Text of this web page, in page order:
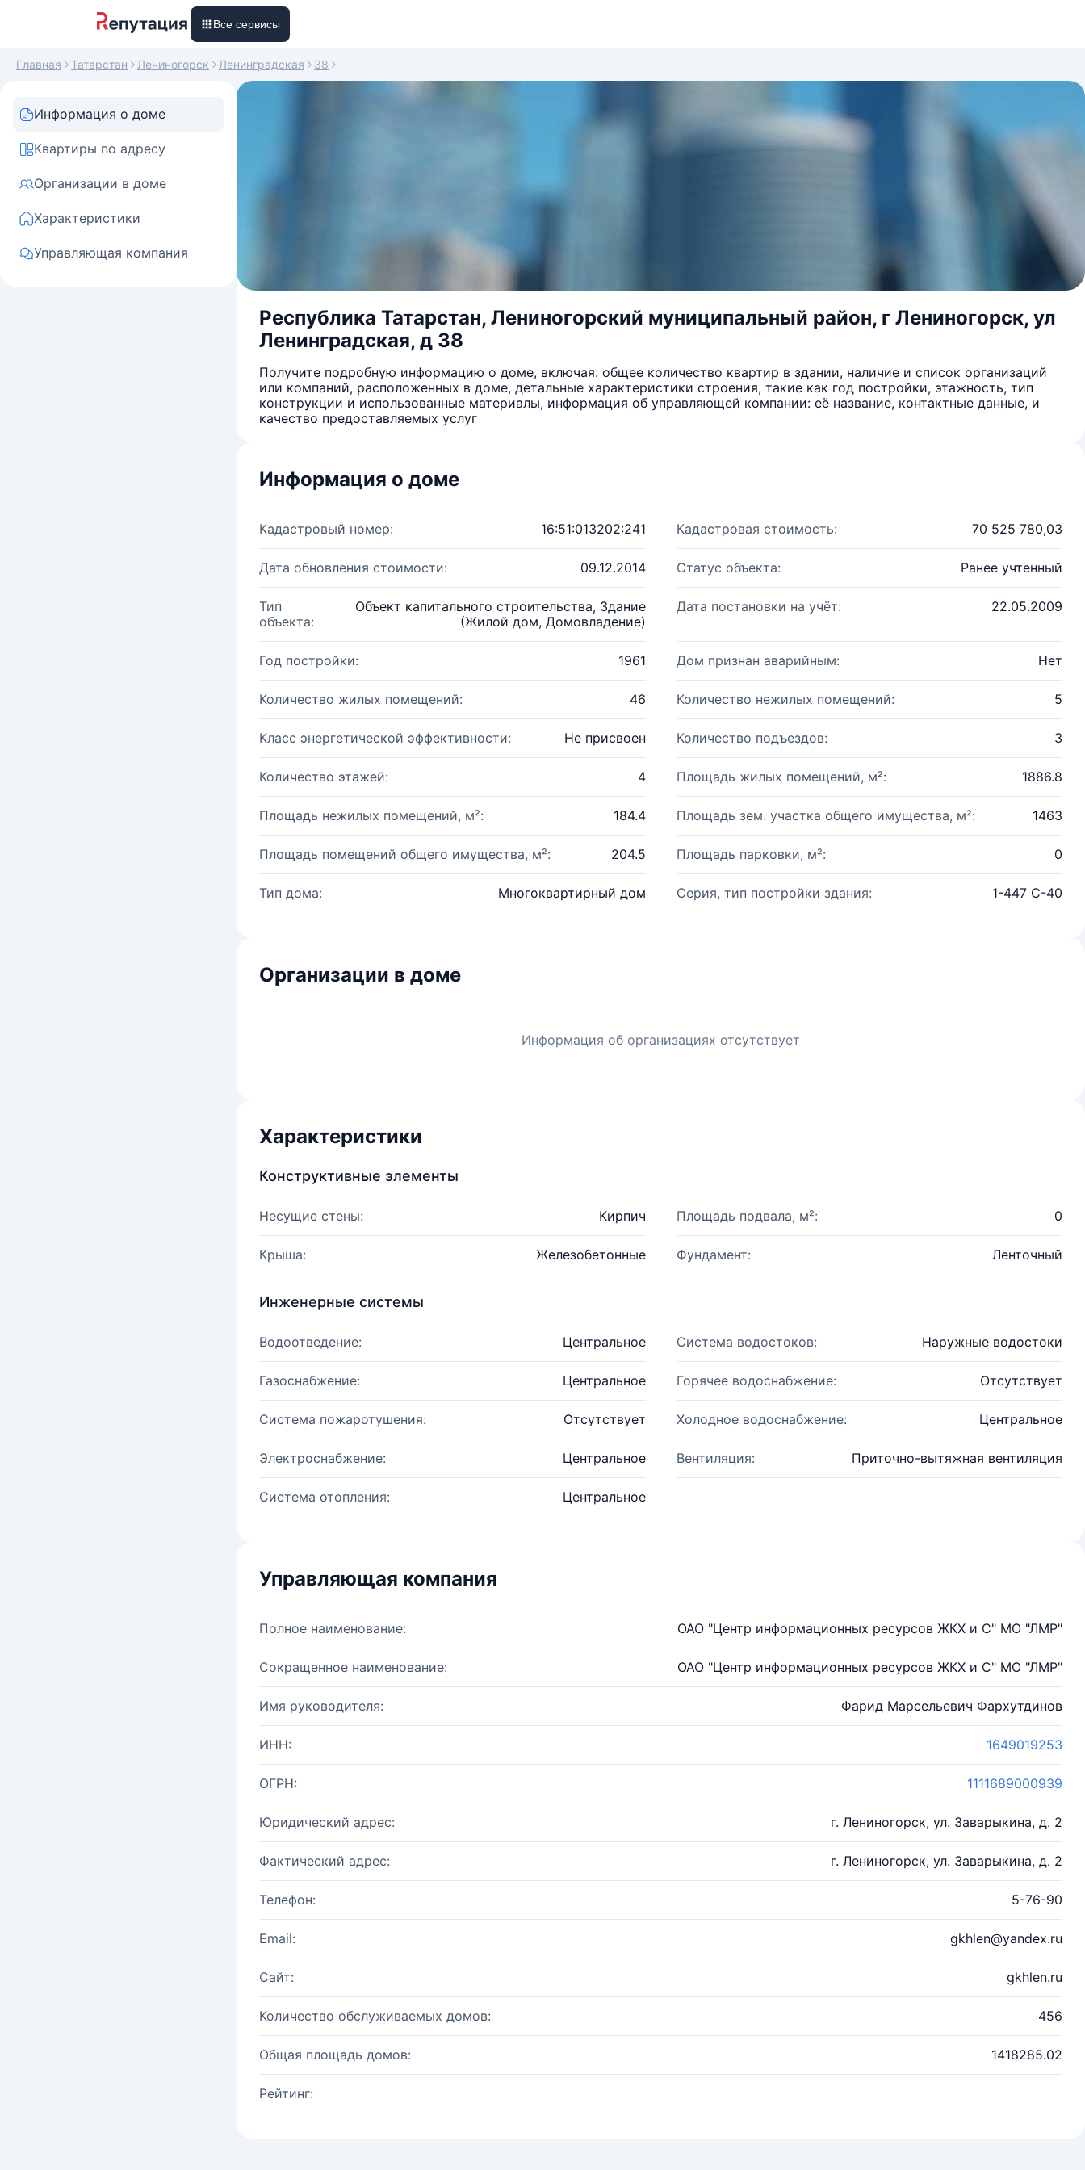
Все сервисы
Главная Татарстан Лениногорск Ленинградская 38
Информация о доме
Квартиры по адресу
Организации в доме
Характеристики
Управляющая компания
Республика Татарстан, Лениногорский муниципальный район, г Лениногорск, ул
Ленинградская, д 38
Получите подробную информацию о доме, включая: общее количество квартир в здании, наличие и список организаций
или компаний, расположенных в доме, детальные характеристики строения, такие как год постройки, этажность, тип
конструкции и использованные материалы, информация об управляющей компании: её название, контактные данные, и
качество предоставляемых услуг
Информация о доме
Кадастровый номер: 16:51:013202:241 Кадастровая стоимость: 70 525 780,03
Дата обновления стоимости: 09.12.2014 Статус объекта: Ранее учтенный
Тип
объекта:
Объект капитального строительства, Здание
(Жилой дом, Домовладение)
Дата постановки на учёт: 22.05.2009
Год постройки: 1961 Дом признан аварийным: Нет
Количество жилых помещений: 46 Количество нежилых помещений: 5
Класс энергетической эффективности: Не присвоен Количество подъездов: 3
Количество этажей: 4 Площадь жилых помещений, м²: 1886.8
Площадь нежилых помещений, м²: 184.4 Площадь зем. участка общего имущества, м²: 1463
Площадь помещений общего имущества, м²: 204.5 Площадь парковки, м²: 0
Тип дома: Многоквартирный дом Серия, тип постройки здания: 1-447 С-40
Организации в доме
Информация об организациях отсутствует
Характеристики
Конструктивные элементы
Несущие стены: Кирпич Площадь подвала, м²: 0
Крыша: Железобетонные Фундамент: Ленточный
Инженерные системы
Водоотведение: Центральное Система водостоков: Наружные водостоки
Газоснабжение: Центральное Горячее водоснабжение: Отсутствует
Система пожаротушения: Отсутствует Холодное водоснабжение: Центральное
Электроснабжение: Центральное Вентиляция: Приточно-вытяжная вентиляция
Система отопления: Центральное
Управляющая компания
Полное наименование: ОАО "Центр информационных ресурсов ЖКХ и С" МО "ЛМР"
Сокращенное наименование: ОАО "Центр информационных ресурсов ЖКХ и С" МО "ЛМР"
Имя руководителя: Фарид Марсельевич Фархутдинов
ИНН: 1649019253
ОГРН: 1111689000939
Юридический адрес: г. Лениногорск, ул. Заварыкина, д. 2
Фактический адрес: г. Лениногорск, ул. Заварыкина, д. 2
Телефон: 5-76-90
Email: gkhlen@yandex.ru
Сайт: gkhlen.ru
Количество обслуживаемых домов: 456
Общая площадь домов: 1418285.02
Рейтинг: